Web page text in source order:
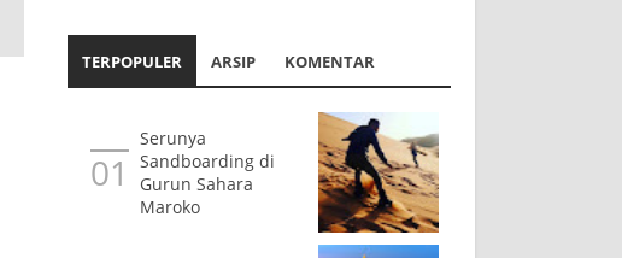
TERPOPULER ARSIP KOMENTAR
Serunya
Sandboarding di
Gurun Sahara
Maroko